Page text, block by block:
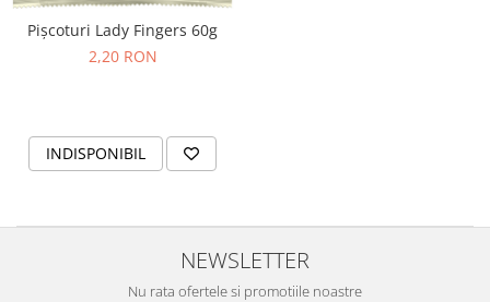
Faina Profesionala
Fursecuri vrac
Pachete Cadou
Pișcoturi Lady Fingers 60g
2,20 RON
INDISPONIBIL
NEWSLETTER
Nu rata ofertele si promotiile noastre